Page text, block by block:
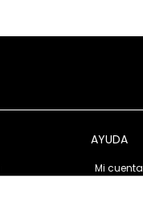
AYUDA
Mi cuenta